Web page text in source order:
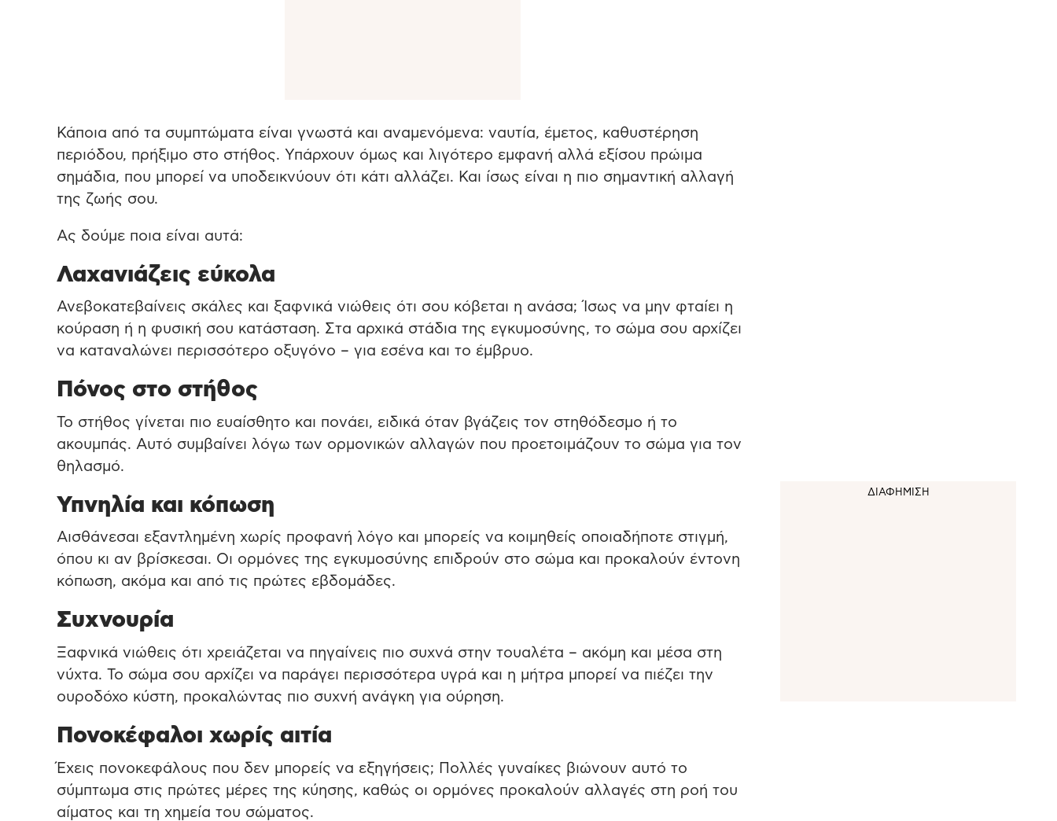
Κάποια από τα συμπτώματα είναι γνωστά και αναμενόμενα: ναυτία, έμετος, καθυστέρηση
περιόδου, πρήξιμο στο στήθος. Υπάρχουν όμως και λιγότερο εμφανή αλλά εξίσου πρώιμα
σημάδια, που μπορεί να υποδεικνύουν ότι κάτι αλλάζει. Και ίσως είναι η πιο σημαντική αλλαγή
της ζωής σου.
Ας δούμε ποια είναι αυτά:
Λαχανιάζεις εύκολα
Ανεβοκατεβαίνεις σκάλες και ξαφνικά νιώθεις ότι σου κόβεται η ανάσα; Ίσως να μην φταίει η
κούραση ή η φυσική σου κατάσταση. Στα αρχικά στάδια της εγκυμοσύνης, το σώμα σου αρχίζει
να καταναλώνει περισσότερο οξυγόνο – για εσένα και το έμβρυο.
Πόνος στο στήθος
Το στήθος γίνεται πιο ευαίσθητο και πονάει, ειδικά όταν βγάζεις τον στηθόδεσμο ή το
ακουμπάς. Αυτό συμβαίνει λόγω των ορμονικών αλλαγών που προετοιμάζουν το σώμα για τον
θηλασμό.
Υπνηλία και κόπωση
Αισθάνεσαι εξαντλημένη χωρίς προφανή λόγο και μπορείς να κοιμηθείς οποιαδήποτε στιγμή,
όπου κι αν βρίσκεσαι. Οι ορμόνες της εγκυμοσύνης επιδρούν στο σώμα και προκαλούν έντονη
κόπωση, ακόμα και από τις πρώτες εβδομάδες.
Συχνουρία
Ξαφνικά νιώθεις ότι χρειάζεται να πηγαίνεις πιο συχνά στην τουαλέτα – ακόμη και μέσα στη
νύχτα. Το σώμα σου αρχίζει να παράγει περισσότερα υγρά και η μήτρα μπορεί να πιέζει την
ουροδόχο κύστη, προκαλώντας πιο συχνή ανάγκη για ούρηση.
Πονοκέφαλοι χωρίς αιτία
Έχεις πονοκεφάλους που δεν μπορείς να εξηγήσεις; Πολλές γυναίκες βιώνουν αυτό το
σύμπτωμα στις πρώτες μέρες της κύησης, καθώς οι ορμόνες προκαλούν αλλαγές στη ροή του
αίματος και τη χημεία του σώματος.